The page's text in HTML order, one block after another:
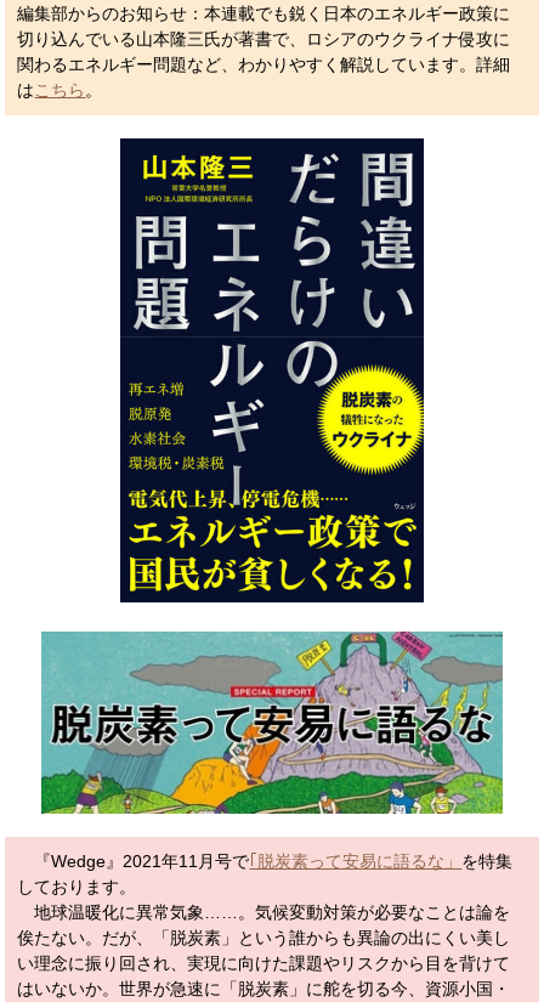
編集部からのお知らせ：本連載でも鋭く日本のエネルギー政策に
切り込んでいる山本隆三氏が著書で、ロシアのウクライナ侵攻に
関わるエネルギー問題など、わかりやすく解説しています。詳細
はこちら 。
『Wedge』2021年11月号で ｢脱炭素って安易に語るな」 を特集
しております。
地球温暖化に異常気象……。気候変動対策が必要なことは論を
俟たない。だが、「脱炭素」という誰からも異論の出にくい美し
い理念に振り回され、実現に向けた課題やリスクから目を背けて
はいないか。世界が急速に「脱炭素」に舵を切る今、資源小国・